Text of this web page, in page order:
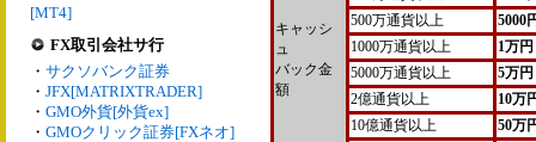
[MT4]
FX取引会社サ行
・ サクソバンク証券
・ JFX[MATRIXTRADER]
・ GMO外貨[外貨ex]
・ GMOクリック証券[FXネオ]
キャッシ
ュ
バック金
額
500万通貨以上
5000
1000万通貨以上
1万円
5000万通貨以上
5万円
2億通貨以上
10万
10億通貨以上
50万